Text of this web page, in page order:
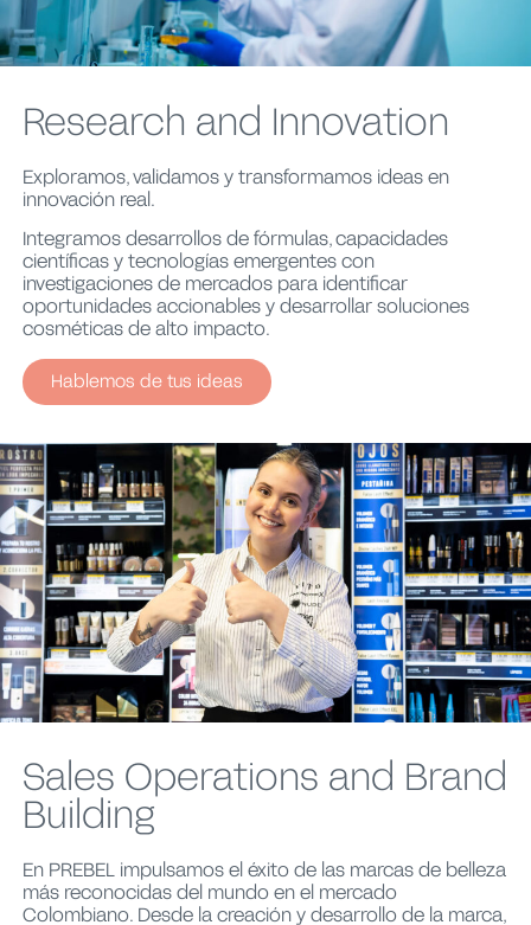
Research and Innovation
Exploramos, validamos y transformamos ideas en
innovación real.
Integramos desarrollos de fórmulas, capacidades
científicas y tecnologías emergentes con
investigaciones de mercados para identificar
oportunidades accionables y desarrollar soluciones
cosméticas de alto impacto.
Hablemos de tus ideas
Sales Operations and Brand
Building
En PREBEL impulsamos el éxito de las marcas de belleza
más reconocidas del mundo en el mercado
Colombiano. Desde la creación y desarrollo de la marca,